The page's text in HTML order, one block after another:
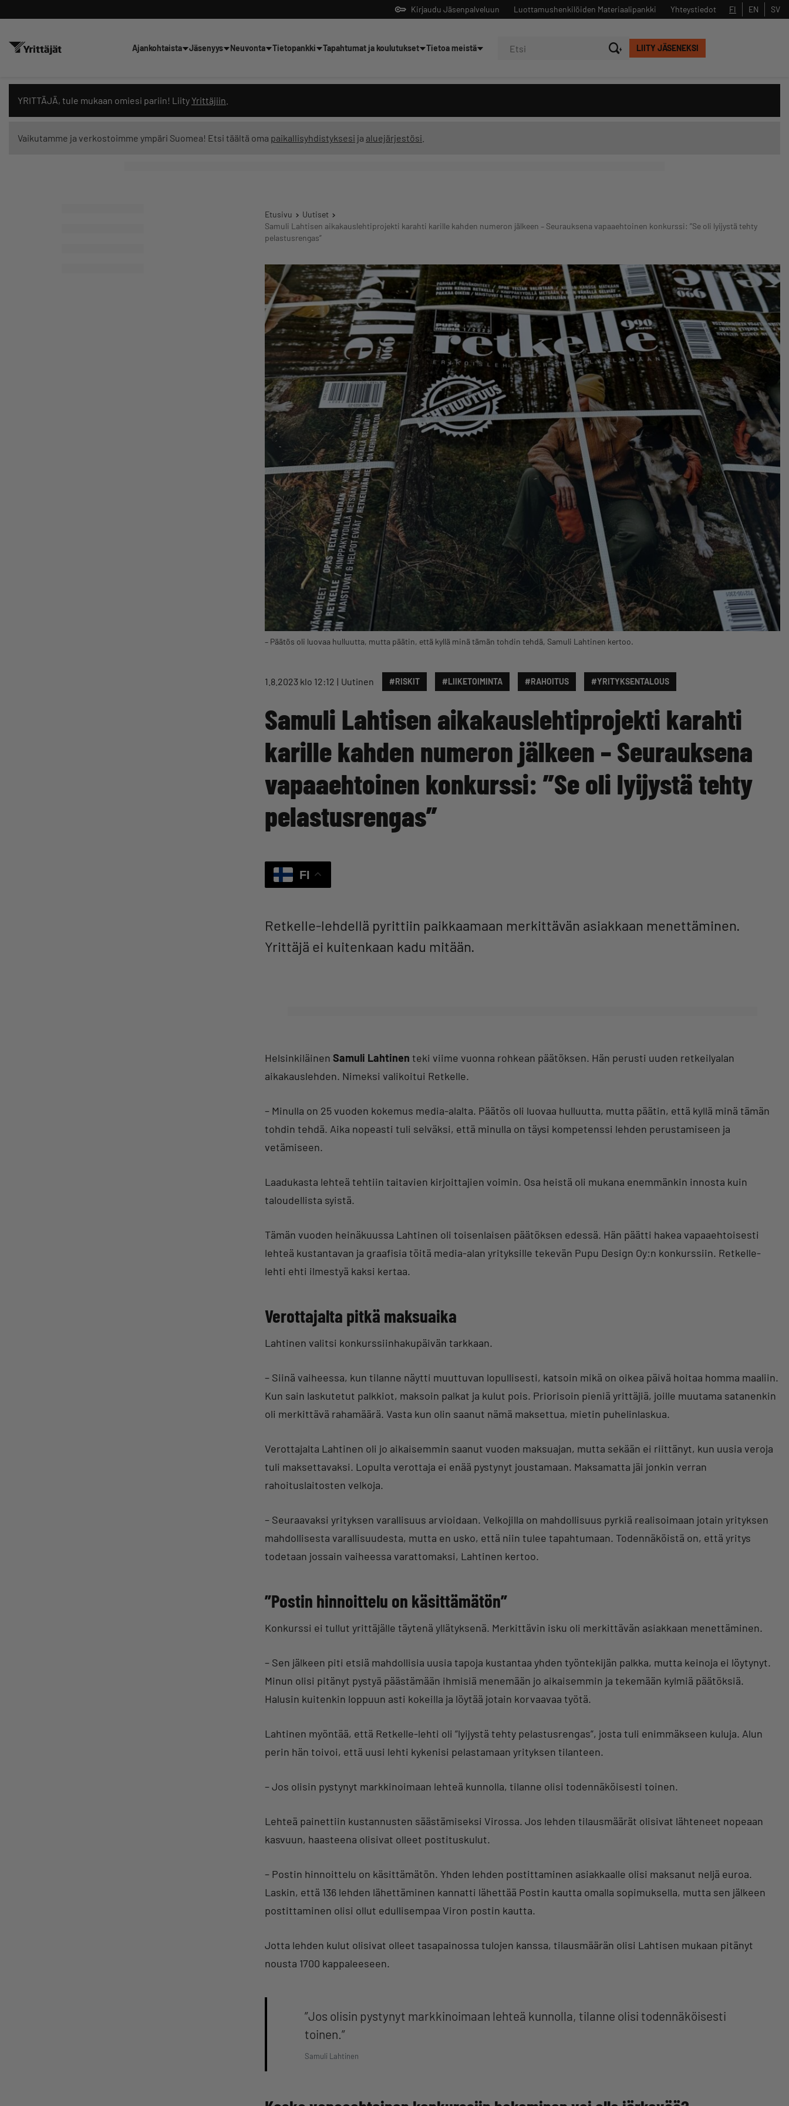
Kirjaudu Jäsenpalveluun Yhteystiedot
Luottamushenkilöiden Materiaalipankki FI EN SV
LIITY JÄSENEKSI
Ajankohtaista Jäsenyys Neuvonta Tietopankki Tapahtumat ja koulutukset Tietoa meistä
YRITTÄJÄ, tule mukaan omiesi pariin! Liity Yrittäjiin
Vaikutamme ja verkostoimme ympäri Suomea! Etsi täältä oma paikallisyhdistyksesi ja aluejärjestösi
Etusivu
Uutiset
Samuli Lahtisen aikakauslehtiprojekti karahti karille kahden numeron jälkeen – Seurauksena vapaaehtoinen konkurssi: ”Se oli lyijystä tehty
pelastusrengas”
– Päätös oli luovaa hulluutta, mutta päätin, että kyllä minä tämän tohdin tehdä, Samuli Lahtinen kertoo.
1.8.2023 klo 12:12 Uutinen #RISKIT #LIIKETOIMINTA #RAHOITUS #YRITYKSENTALOUS
Samuli Lahtisen aikakauslehtiprojekti karahti
karille kahden numeron jälkeen – Seurauksena
vapaaehtoinen konkurssi: ”Se oli lyijystä tehty
pelastusrengas”
FI
Retkelle-lehdellä pyrittiin paikkaamaan merkittävän asiakkaan menettäminen.
Yrittäjä ei kuitenkaan kadu mitään.
Helsinkiläinen Samuli Lahtinen teki viime vuonna rohkean päätöksen. Hän perusti uuden retkeilyalan
aikakauslehden. Nimeksi valikoitui Retkelle.
– Minulla on 25 vuoden kokemus media-alalta. Päätös oli luovaa hulluutta, mutta päätin, että kyllä minä tämän
tohdin tehdä. Aika nopeasti tuli selväksi, että minulla on täysi kompetenssi lehden perustamiseen ja
vetämiseen.
Laadukasta lehteä tehtiin taitavien kirjoittajien voimin. Osa heistä oli mukana enemmänkin innosta kuin
taloudellista syistä.
Tämän vuoden heinäkuussa Lahtinen oli toisenlaisen päätöksen edessä. Hän päätti hakea vapaaehtoisesti
lehteä kustantavan ja graafisia töitä media-alan yrityksille tekevän Pupu Design Oy:n konkurssiin. Retkelle-
lehti ehti ilmestyä kaksi kertaa.
Verottajalta pitkä maksuaika
Lahtinen valitsi konkurssiinhakupäivän tarkkaan.
– Siinä vaiheessa, kun tilanne näytti muuttuvan lopullisesti, katsoin mikä on oikea päivä hoitaa homma maaliin.
Kun sain laskutetut palkkiot, maksoin palkat ja kulut pois. Priorisoin pieniä yrittäjiä, joille muutama satanenkin
oli merkittävä rahamäärä. Vasta kun olin saanut nämä maksettua, mietin puhelinlaskua.
Verottajalta Lahtinen oli jo aikaisemmin saanut vuoden maksuajan, mutta sekään ei riittänyt, kun uusia veroja
tuli maksettavaksi. Lopulta verottaja ei enää pystynyt joustamaan. Maksamatta jäi jonkin verran
rahoituslaitosten velkoja.
– Seuraavaksi yrityksen varallisuus arvioidaan. Velkojilla on mahdollisuus pyrkiä realisoimaan jotain yrityksen
mahdollisesta varallisuudesta, mutta en usko, että niin tulee tapahtumaan. Todennäköistä on, että yritys
todetaan jossain vaiheessa varattomaksi, Lahtinen kertoo.
”Postin hinnoittelu on käsittämätön”
Konkurssi ei tullut yrittäjälle täytenä yllätyksenä. Merkittävin isku oli merkittävän asiakkaan menettäminen.
– Sen jälkeen piti etsiä mahdollisia uusia tapoja kustantaa yhden työntekijän palkka, mutta keinoja ei löytynyt.
Minun olisi pitänyt pystyä päästämään ihmisiä menemään jo aikaisemmin ja tekemään kylmiä päätöksiä.
Halusin kuitenkin loppuun asti kokeilla ja löytää jotain korvaavaa työtä.
Lahtinen myöntää, että Retkelle-lehti oli ”lyijystä tehty pelastusrengas”, josta tuli enimmäkseen kuluja. Alun
perin hän toivoi, että uusi lehti kykenisi pelastamaan yrityksen tilanteen.
– Jos olisin pystynyt markkinoimaan lehteä kunnolla, tilanne olisi todennäköisesti toinen.
Lehteä painettiin kustannusten säästämiseksi Virossa. Jos lehden tilausmäärät olisivat lähteneet nopeaan
kasvuun, haasteena olisivat olleet postituskulut.
– Postin hinnoittelu on käsittämätön. Yhden lehden postittaminen asiakkaalle olisi maksanut neljä euroa.
Laskin, että 136 lehden lähettäminen kannatti lähettää Postin kautta omalla sopimuksella, mutta sen jälkeen
postittaminen olisi ollut edullisempaa Viron postin kautta.
Jotta lehden kulut olisivat olleet tasapainossa tulojen kanssa, tilausmäärän olisi Lahtisen mukaan pitänyt
nousta 1700 kappaleeseen.
”Jos olisin pystynyt markkinoimaan lehteä kunnolla, tilanne olisi todennäköisesti
toinen.”
Samuli Lahtinen
Sulje
Hae sivustolta tai kysy suoraan Yrittäjien tekoälyltä